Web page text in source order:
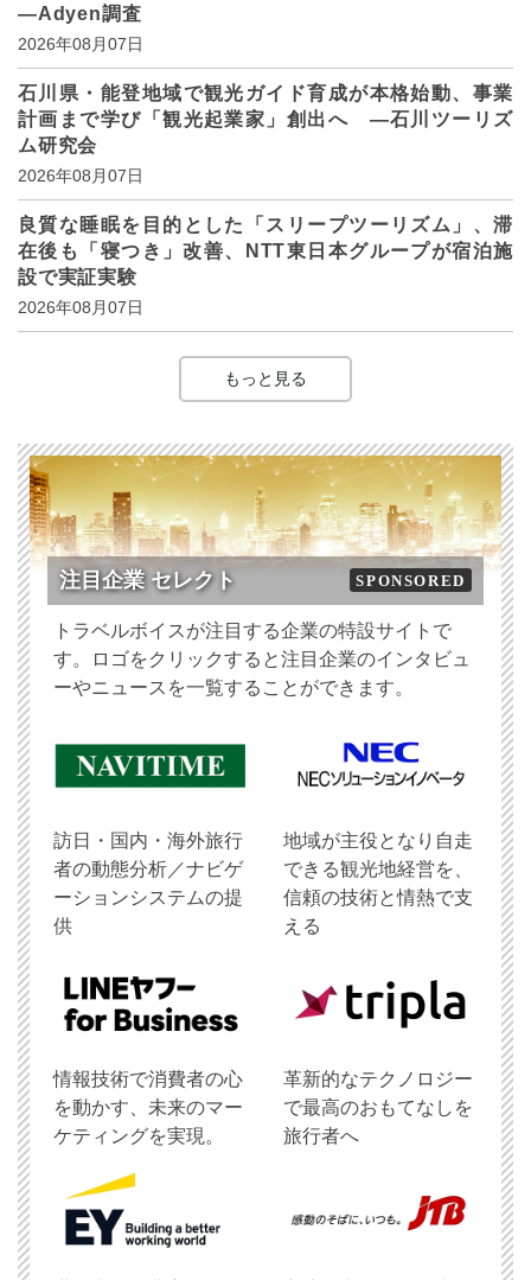
―Adyen調査
2026年08月07日
石川県・能登地域で観光ガイド育成が本格始動、事業
計画まで学び「観光起業家」創出へ ―石川ツーリズ
ム研究会
2026年08月07日
良質な睡眠を目的とした「スリープツーリズム」、滞
在後も「寝つき」改善、NTT東日本グループが宿泊施
設で実証実験
2026年08月07日
もっと見る
注目企業 セレクト SPONSORED
トラベルボイスが注目する企業の特設サイトで
す。ロゴをクリックすると注目企業のインタビュ
ーやニュースを一覧することができます。
訪日・国内・海外旅行
者の動態分析／ナビゲ
ーションシステムの提
供
地域が主役となり自走
できる観光地経営を、
信頼の技術と情熱で支
える
情報技術で消費者の心
を動かす、未来のマー
ケティングを実現。
革新的なテクノロジー
で最高のおもてなしを
旅行者へ